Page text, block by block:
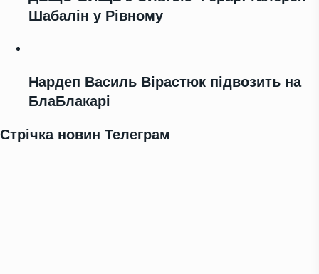
Шабалін у Рівному
Нардеп Василь Вірастюк підвозить на
БлаБлакарі
Стрічка новин Телеграм